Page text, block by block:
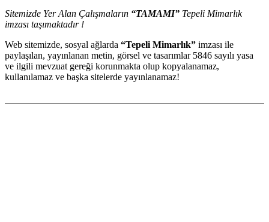
Sitemizde Yer Alan Çalışmaların “TAMAMI” Tepeli Mimarlık
imzası taşımaktadır !
Web sitemizde, sosyal ağlarda “Tepeli Mimarlık” imzası ile
paylaşılan, yayınlanan metin, görsel ve tasarımlar 5846 sayılı yasa
ve ilgili mevzuat gereği korunmakta olup kopyalanamaz,
kullanılamaz ve başka sitelerde yayınlanamaz!